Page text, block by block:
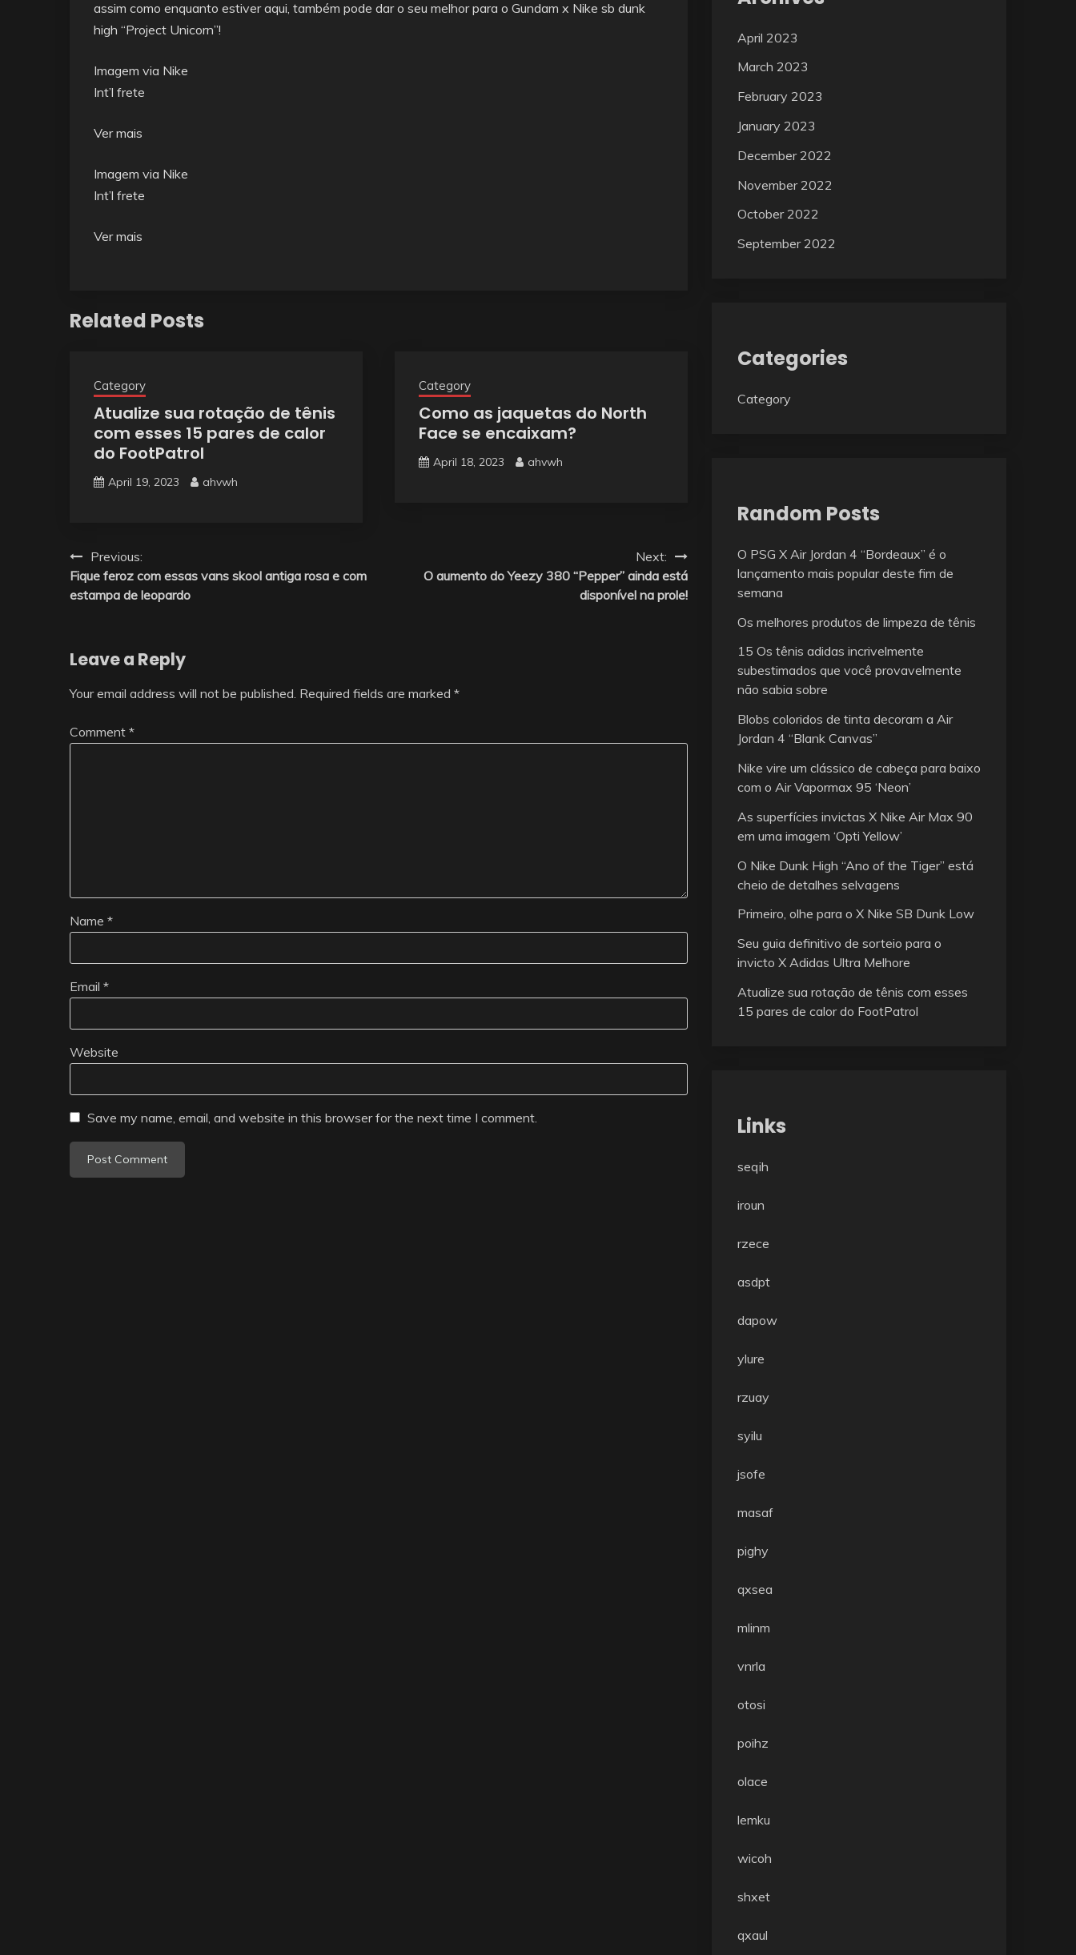
assim como enquanto estiver aqui, também pode dar o seu melhor para o Gundam x Nike sb dunk
high “Project Unicorn”!
Imagem via Nike
Int’l frete
Ver mais
Imagem via Nike
Int’l frete
Ver mais
Related Posts
Category
Atualize sua rotação de tênis
com esses 15 pares de calor
do FootPatrol
April 19, 2023 ahvwh
Category
Como as jaquetas do North
Face se encaixam?
April 18, 2023 ahvwh
Post
navigation
Previous:
Fique feroz com essas vans skool antiga rosa e com
estampa de leopardo
Next:
O aumento do Yeezy 380 “Pepper” ainda está
disponível na prole!
Leave a Reply
Your email address will not be published. Required fields are marked *
Comment *
Name *
Email *
Website
Save my name, email, and website in this browser for the next time I comment.
April 2023
March 2023
February 2023
January 2023
December 2022
November 2022
October 2022
September 2022
Categories
Category
Random Posts
O PSG X Air Jordan 4 “Bordeaux” é o
lançamento mais popular deste fim de
semana
Os melhores produtos de limpeza de tênis
15 Os tênis adidas incrivelmente
subestimados que você provavelmente
não sabia sobre
Blobs coloridos de tinta decoram a Air
Jordan 4 “Blank Canvas”
Nike vire um clássico de cabeça para baixo
com o Air Vapormax 95 ‘Neon’
As superfícies invictas X Nike Air Max 90
em uma imagem ‘Opti Yellow’
O Nike Dunk High “Ano of the Tiger” está
cheio de detalhes selvagens
Primeiro, olhe para o X Nike SB Dunk Low
Seu guia definitivo de sorteio para o
invicto X Adidas Ultra Melhore
Atualize sua rotação de tênis com esses
15 pares de calor do FootPatrol
Links
seqih
iroun
rzece
asdpt
dapow
ylure
rzuay
syilu
jsofe
masaf
pighy
qxsea
mlinm
vnrla
otosi
poihz
olace
lemku
wicoh
shxet
qxaul